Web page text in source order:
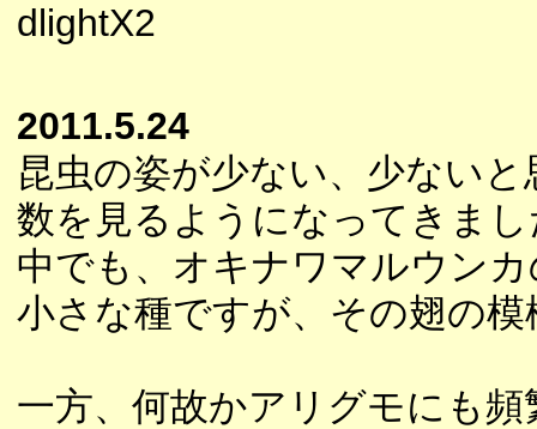
dlightX2
2011.5.24
昆虫の姿が少ない、少ない
数を見るようになってきま
中でも、オキナワマルウン
小さな種ですが、その翅の
一方、何故かアリグモにも